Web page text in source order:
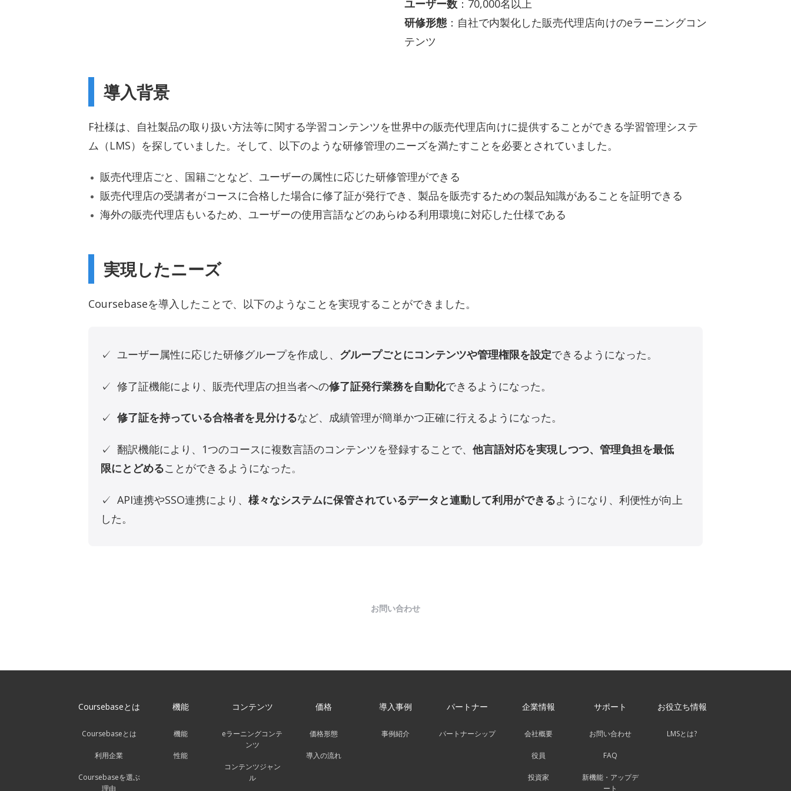
ユーザー数：70,000名以上
研修形態：自社で内製化した販売代理店向けのeラーニングコン
テンツ
導入背景
F社様は、自社製品の取り扱い方法等に関する学習コンテンツを世界中の販売代理店向けに提供することができる学習管理システ
ム（LMS）を探していました。そして、以下のような研修管理のニーズを満たすことを必要とされていました。
販売代理店ごと、国籍ごとなど、ユーザーの属性に応じた研修管理ができる
販売代理店の受講者がコースに合格した場合に修了証が発行でき、製品を販売するための製品知識があることを証明できる
海外の販売代理店もいるため、ユーザーの使用言語などのあらゆる利用環境に対応した仕様である
実現したニーズ
Coursebaseを導入したことで、以下のようなことを実現することができました。
✓ ユーザー属性に応じた研修グループを作成し、 グループごとにコンテンツや管理権限を設定できるようになった。
✓ 修了証機能により、販売代理店の担当者への修了証発行業務を自動化できるようになった。
✓ 修了証を持っている合格者を見分けるなど、成績管理が簡単かつ正確に行えるようになった。
✓ 翻訳機能により、1つのコースに複数言語のコンテンツを登録することで、 他言語対応を実現しつつ、管理負担を最低
限にとどめることができるようになった。
✓ API連携やSSO連携により、 様々なシステムに保管されているデータと連動して利用ができるようになり、利便性が向上
した。
お問い合わせ
Coursebaseとは
Coursebaseとは
利用企業
Coursebaseを選ぶ
理由
機能
機能
性能
コンテンツ
eラーニングコンテ
ンツ
コンテンツジャン
ル
価格
価格形態
導入の流れ
導入事例
事例紹介
パートナー
パートナーシップ
企業情報
会社概要
役員
投資家
サポート
お問い合わせ
FAQ
新機能・アップデ
ート
お役立ち情報
LMSとは?